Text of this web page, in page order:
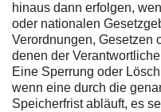
hinaus dann erfolgen,
oder nationalen
Verordnungen, Gesetzen
denen der
Eine Sperrung oder
wenn eine durch die
Speicherfrist abläuft, es